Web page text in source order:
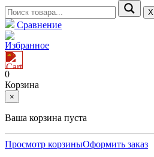
Х
Сравнение
Избранное
0
Корзина
×
Ваша корзина пуста
Просмотр корзиныОформить заказ